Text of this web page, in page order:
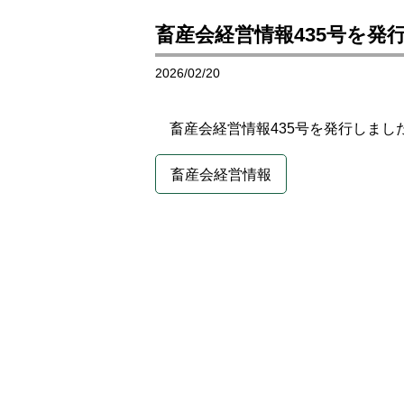
畜産会経営情報435号を発
2026/02/20
畜産会経営情報435号を発行しまし
畜産会経営情報